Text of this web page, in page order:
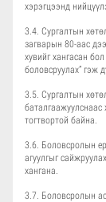
хэрэгцээнд
3.4. Сургалтын
загварын 80-аас
хувийг хангасан
боловсруулах” гэж
3.5. Сургалтын
тогтвортой байна.
3.6. Боловсролын
агуулгыг
хангана.
3.7. Боловсролын